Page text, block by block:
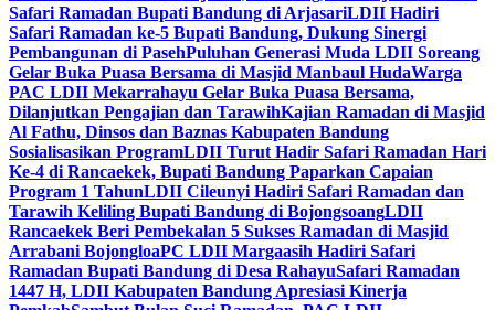
Safari Ramadan Bupati Bandung di ArjasariLDII Hadiri
Safari Ramadan ke-5 Bupati Bandung, Dukung Sinergi
Pembangunan di PasehPuluhan Generasi Muda LDII Soreang
Gelar Buka Puasa Bersama di Masjid Manbaul HudaWarga
PAC LDII Mekarrahayu Gelar Buka Puasa Bersama,
Dilanjutkan Pengajian dan TarawihKajian Ramadan di Masjid
Al Fathu, Dinsos dan Baznas Kabupaten Bandung
Sosialisasikan ProgramLDII Turut Hadir Safari Ramadan Hari
Ke-4 di Rancaekek, Bupati Bandung Paparkan Capaian
Program 1 TahunLDII Cileunyi Hadiri Safari Ramadan dan
Tarawih Keliling Bupati Bandung di BojongsoangLDII
Rancaekek Beri Pembekalan 5 Sukses Ramadan di Masjid
Arrabani BojongloaPC LDII Margaasih Hadiri Safari
Ramadan Bupati Bandung di Desa RahayuSafari Ramadan
1447 H, LDII Kabupaten Bandung Apresiasi Kinerja